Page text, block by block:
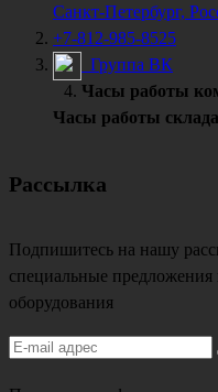
Санкт-Петербург,
+7-812-985-8525
Группа ВК
Часы работы
Часы работы
Рассылка
Подпишитесь на нашу
специальные
оборудования